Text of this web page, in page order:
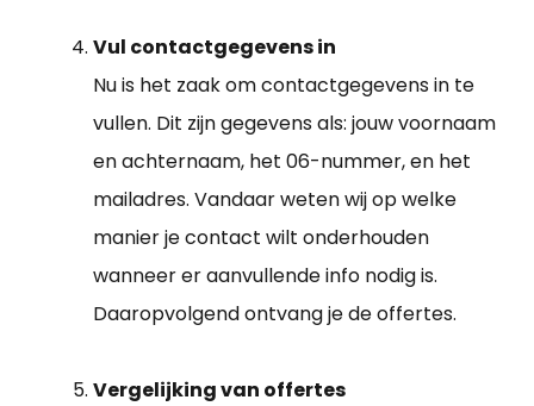
Vul contactgegevens in
Nu is het zaak om contactgegevens in te
vullen. Dit zijn gegevens als: jouw voornaam
en achternaam, het 06-nummer, en het
mailadres. Vandaar weten wij op welke
manier je contact wilt onderhouden
wanneer er aanvullende info nodig is.
Daaropvolgend ontvang je de offertes.
Vergelijking van offertes